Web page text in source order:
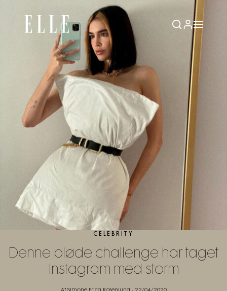
CELEBRITY
Denne bløde challenge har taget
Instagram med storm